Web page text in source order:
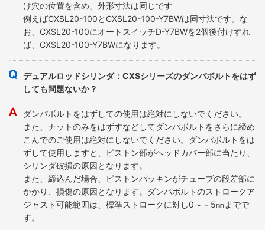
け穴の位置を含め、外形寸法は同じです
例えばCXSL20-100とCXSL20-100-Y7BWは同寸法です。な
お、CXSL20-100にオートスイッチD-Y7BWを2個後付けすれ
ば、CXSL20-100-Y7BWになります。
デュアルロッドシリンダ：CXSシリーズのダンパボルトをはず
しても問題ないか？
ダンパボルトをはずしての使用は絶対にしないでください。
また、ナットのみをはずすなどしてダンパボルトをさらに締め
こんでのご使用は絶対にしないでください。ダンパボルトをは
ずして使用しますと、ピストン部がヘッドカバー部に当たり、
シリンダ破損の原因となります。
また、締込んだ場合、ピストンパッキンがチューブの段差部に
かかり、損傷の原因となります。ダンパボルトのストロークア
ジャスト可能範囲は、標準ストロークに対し0～－5㎜までで
す。